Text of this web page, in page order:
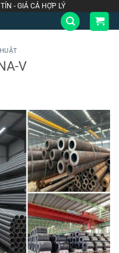
- GIÁ CẢ HỢP LÝ
V